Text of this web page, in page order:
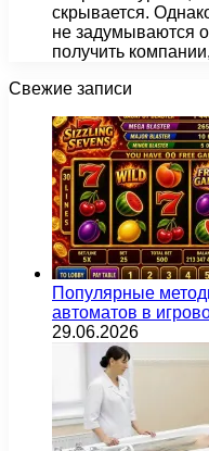
скрывается.
не задумываются
получить
Свежие записи
Популярные
автоматов в
29.06.2026